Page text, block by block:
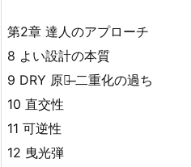
第2章 達人のアプローチ
8 よい設計の本質
9 DRY 原則̶ 二重化の過ち
10 直交性
11 可逆性
12 曳光弾